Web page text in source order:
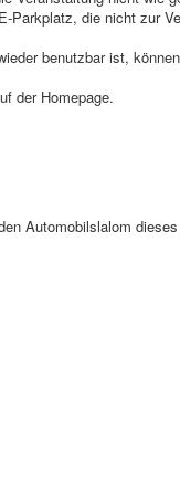
Parkplatz, die nicht zur
benutzbar ist,
der Homepage.
Automobilslalom